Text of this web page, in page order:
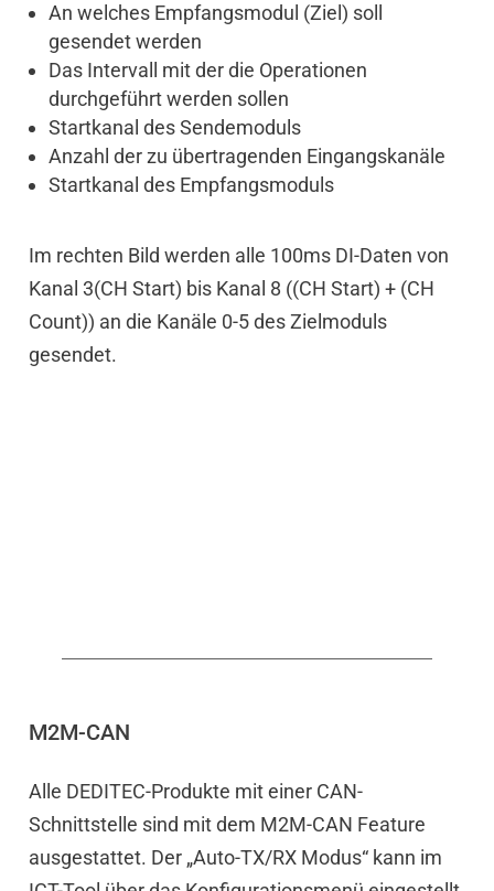
An welches Empfangsmodul (Ziel) soll
gesendet werden
Das Intervall mit der die Operationen
durchgeführt werden sollen
Startkanal des Sendemoduls
Anzahl der zu übertragenden Eingangskanäle
Startkanal des Empfangsmoduls
Im rechten Bild werden alle 100ms DI-Daten von
Kanal 3(CH Start) bis Kanal 8 ((CH Start) + (CH
Count)) an die Kanäle 0-5 des Zielmoduls
gesendet.
M2M-CAN
Alle DEDITEC-Produkte mit einer CAN-
Schnittstelle sind mit dem M2M-CAN Feature
ausgestattet. Der „Auto-TX/RX Modus“ kann im